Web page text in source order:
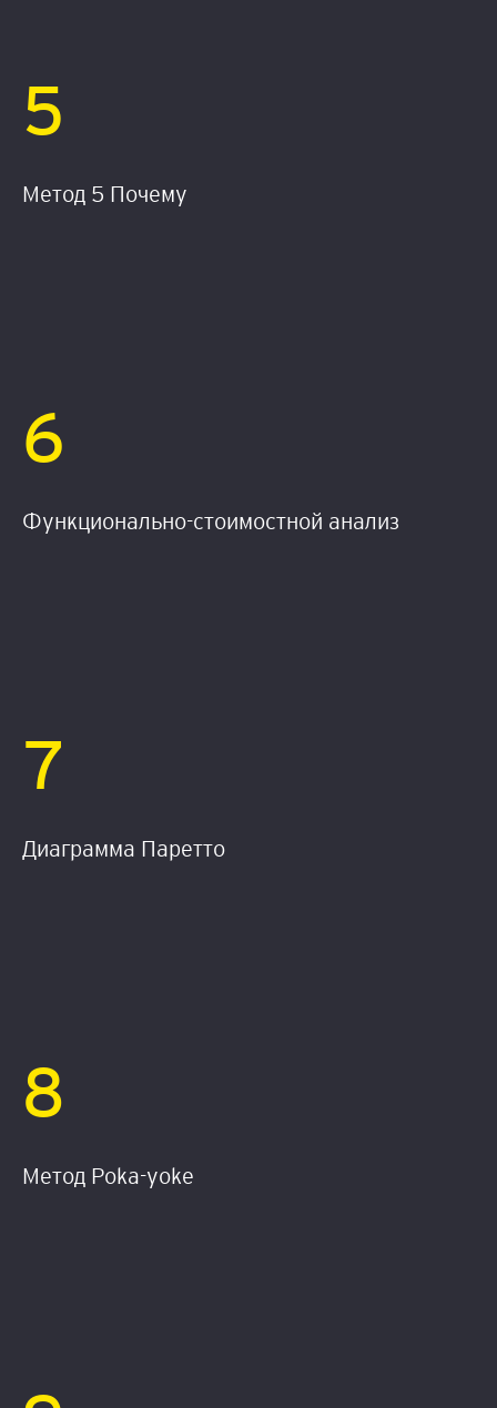
5
Метод 5 Почему
6
Функционально-cтоимостной анализ
7
Диаграмма Паретто
8
Метод Poka-yoke